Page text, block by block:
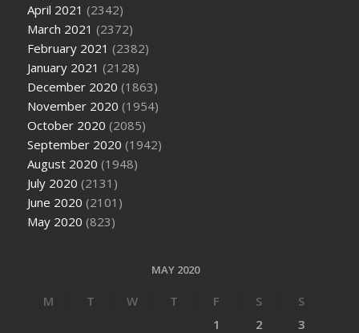
April 2021 (2342)
March 2021 (2372)
February 2021 (2382)
January 2021 (2128)
December 2020 (1863)
November 2020 (1954)
October 2020 (2085)
September 2020 (1942)
August 2020 (1948)
July 2020 (2131)
June 2020 (2101)
May 2020 (823)
MAY 2020
M T W T F S
S
1
2
3